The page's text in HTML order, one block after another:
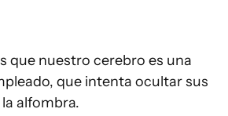
que nuestro cerebro es una
que intenta ocultar sus
alfombra.